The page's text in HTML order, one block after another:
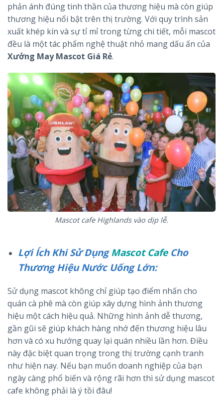
phản ánh đúng tinh thần của thương hiệu mà còn giúp
thương hiệu nổi bật trên thị trường. Với quy trình sản
xuất khép kín và sự tỉ mỉ trong từng chi tiết, mỗi mascot
đều là một tác phẩm nghệ thuật nhỏ mang dấu ấn của
Xưởng May Mascot Giá Rẻ.
Mascot cafe Highlands vào dịp lễ.
Lợi Ích Khi Sử DụngMascot CafeCho
Thương Hiệu Nước Uống Lớn:
Sử dụng mascot không chỉ giúp tạo điểm nhấn cho
quán cà phê mà còn giúp xây dựng hình ảnh thương
hiệu một cách hiệu quả. Những hình ảnh dễ thương,
gần gũi sẽ giúp khách hàng nhớ đến thương hiệu lâu
hơn và có xu hướng quay lại quán nhiều lần hơn. Điều
này đặc biệt quan trọng trong thị trường cạnh tranh
như hiện nay. Nếu bạn muốn doanh nghiệp của bạn
ngày càng phổ biến và rộng rãi hơn thì sử dụng mascot
cafe không phải là ý tồi đâu!